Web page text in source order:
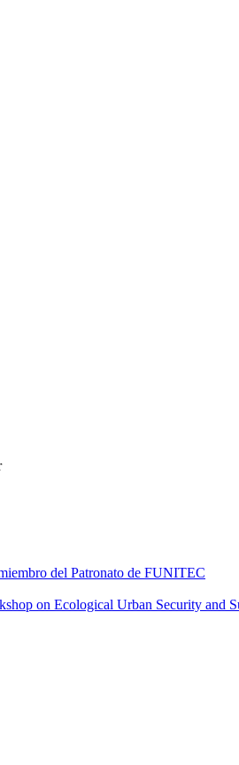
del Patronato de FUNITEC
on Ecological Urban Security and